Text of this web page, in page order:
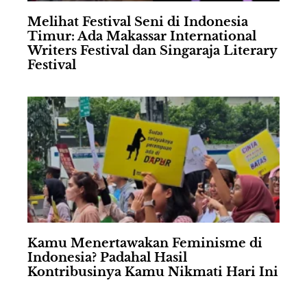
Melihat Festival Seni di Indonesia
Timur: Ada Makassar International
Writers Festival dan Singaraja Literary
Festival
Kamu Menertawakan Feminisme di
Indonesia? Padahal Hasil
Kontribusinya Kamu Nikmati Hari Ini